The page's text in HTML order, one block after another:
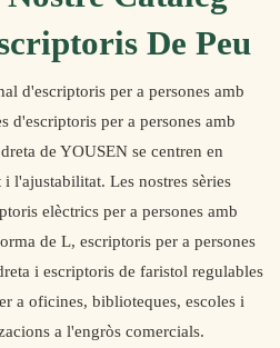
De Peu
d'escriptoris per a persones amb
d'escriptoris per a persones amb
de YOUSEN se centren en
l'ajustabilitat. Les nostres sèries
elèctrics per a persones amb
de L, escriptoris per a persones
i escriptoris de faristol regulables
a oficines, biblioteques, escoles i
a l'engròs comercials.